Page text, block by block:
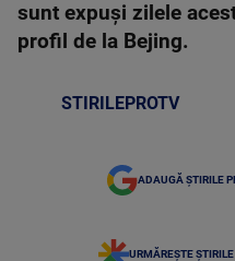
sunt expuși zilele
profil de la Bejing.
STIRILEPROTV
ADAUGĂ ȘTIRILE
URMĂREȘTE